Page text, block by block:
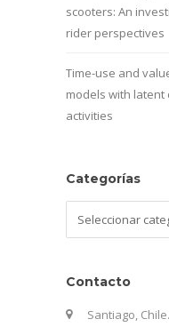
scooters: An
rider perspectives
Time-use and
models with latent
activities
Categorías
Contacto
Santiago, Chile.